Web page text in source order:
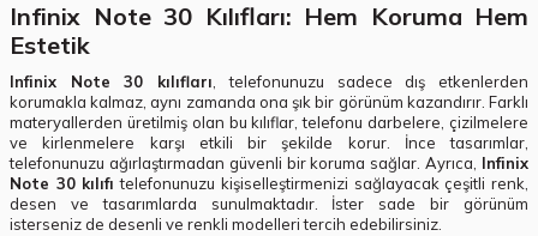
Infinix Note 30 Kılıfları: Hem Koruma Hem
Estetik
Infinix Note 30 kılıfları, telefonunuzu sadece dış etkenlerden
korumakla kalmaz, aynı zamanda ona şık bir görünüm kazandırır. Farklı
materyallerden üretilmiş olan bu kılıflar, telefonu darbelere, çizilmelere
ve kirlenmelere karşı etkili bir şekilde korur. İnce tasarımlar,
telefonunuzu ağırlaştırmadan güvenli bir koruma sağlar. Ayrıca, Infinix
Note 30 kılıfı telefonunuzu kişiselleştirmenizi sağlayacak çeşitli renk,
desen ve tasarımlarda sunulmaktadır. İster sade bir görünüm
isterseniz de desenli ve renkli modelleri tercih edebilirsiniz.